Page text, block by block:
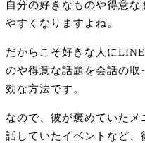
自分の好きなものや得意
やすくなりますよね。
だからこそ好きな人に
のや得意な話題を会話の
効な方法です。
なので、彼が褒めていたメ
話していたイベントなど